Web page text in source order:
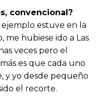
convencional?
estuve en la
me hubiese ido a Las
veces pero el
es que cada uno
y yo desde pequeño
el recorte.